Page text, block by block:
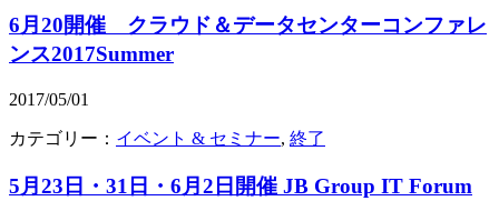
6月20開催 クラウド＆データセンターコンファレ
ンス2017Summer
2017/05/01
カテゴリー： イベント & セミナー, 終了
5月23日・31日・6月2日開催 JB Group IT Forum